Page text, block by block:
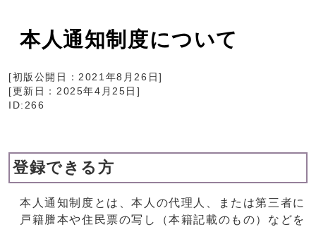
本人通知制度について
[初版公開日：2021年8月26日]
[更新日： 2025年4月25日 ]
ID:266
登録できる方
本人通知制度とは、本人の代理人、または第三者に
戸籍謄本や住民票の写し（本籍記載のもの）などを